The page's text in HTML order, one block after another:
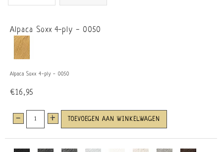
Alpaca Soxx 4-ply - 0050
Alpaca Soxx 4-ply - 0050
€16,95
- + TOEVOEGEN AAN WINKELWAGEN